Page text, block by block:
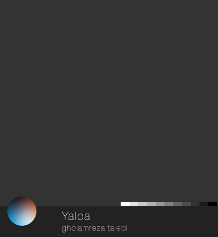
Yalda
gholamreza talebi